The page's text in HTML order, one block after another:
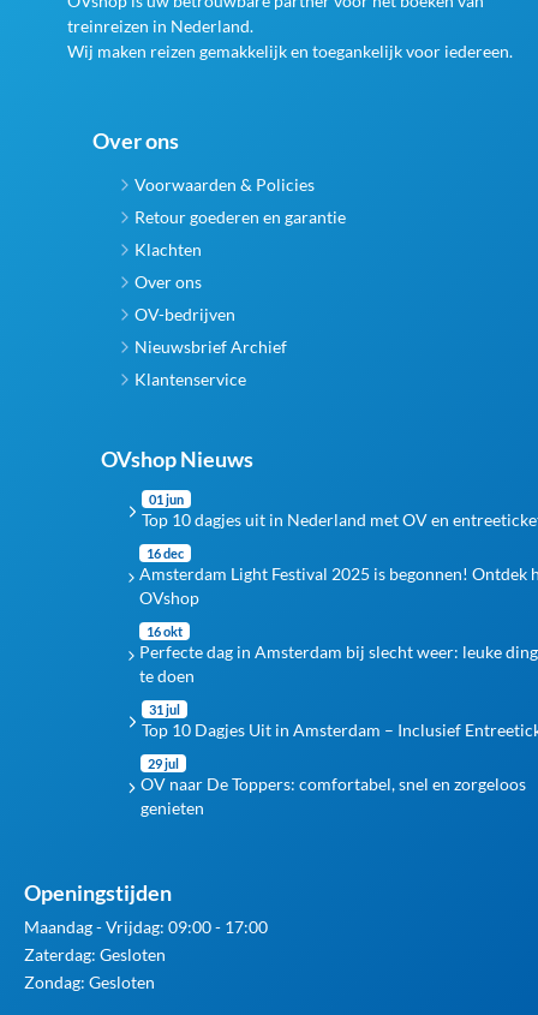
treinreizen in Nederland.
Wij maken reizen gemakkelijk en toegankelijk voor iedereen.
Over ons
Voorwaarden & Policies
Retour goederen en garantie
Klachten
Over ons
OV-bedrijven
Nieuwsbrief Archief
Klantenservice
OVshop Nieuws
01 jun
Top 10 dagjes uit in Nederland met OV en
16 dec
Amsterdam Light Festival 2025 is begonnen! Ontdek
OVshop
16 okt
Perfecte dag in Amsterdam bij slecht weer: leuke
te doen
31 jul
Top 10 Dagjes Uit in Amsterdam – Inclusief
29 jul
OV naar De Toppers: comfortabel, snel en zorgeloos
genieten
Openingstijden
Maandag - Vrijdag: 09:00 - 17:00
Zaterdag: Gesloten
Zondag: Gesloten